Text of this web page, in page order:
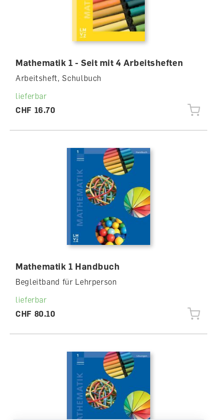
Mathematik 1 - Seit mit 4 Arbeitsheften
Arbeitsheft, Schulbuch
lieferbar
CHF 16.70
Mathematik 1 Handbuch
Begleitband für Lehrperson
lieferbar
CHF 80.10